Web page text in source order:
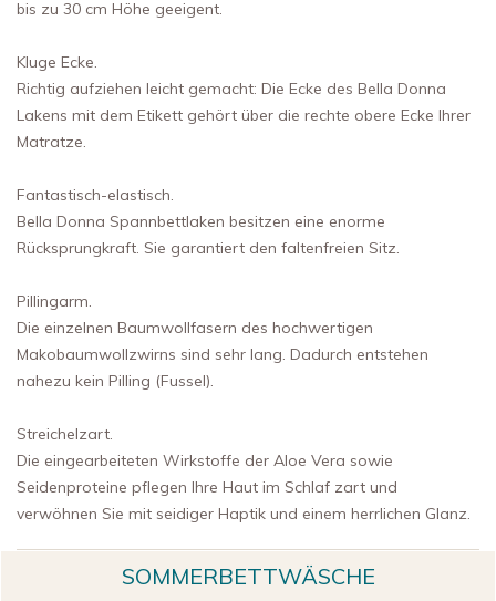
bis zu 30 cm Höhe geeigent.
Kluge Ecke.
Richtig aufziehen leicht gemacht: Die Ecke des Bella Donna
Lakens mit dem Etikett gehört über die rechte obere Ecke Ihrer
Matratze.
Fantastisch-elastisch.
Bella Donna Spannbettlaken besitzen eine enorme
Rücksprungkraft. Sie garantiert den faltenfreien Sitz.
Pillingarm.
Die einzelnen Baumwollfasern des hochwertigen
Makobaumwollzwirns sind sehr lang. Dadurch entstehen
nahezu kein Pilling (Fussel).
Streichelzart.
Die eingearbeiteten Wirkstoffe der Aloe Vera sowie
Seidenproteine pflegen Ihre Haut im Schlaf zart und
verwöhnen Sie mit seidiger Haptik und einem herrlichen Glanz.
SOMMERBETTWÄSCHE